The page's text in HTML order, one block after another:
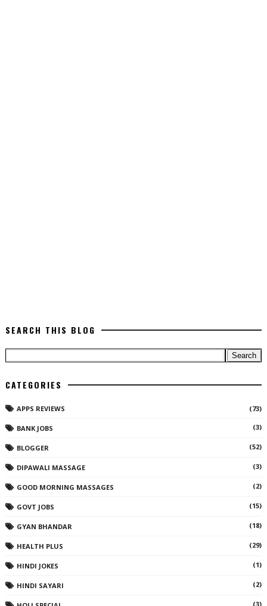
SEARCH THIS BLOG
CATEGORIES
APPS REVIEWS (73)
BANK JOBS (3)
BLOGGER (52)
DIPAWALI MASSAGE (3)
GOOD MORNING MASSAGES (2)
GOVT JOBS (15)
GYAN BHANDAR (18)
HEALTH PLUS (29)
HINDI JOKES (1)
HINDI SAYARI (2)
(3)